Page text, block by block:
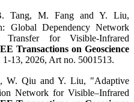
Tang, M. Fang and Y. Liu,
Global Dependency Network
Transfer for Visible-Infrared
Transactions on Geoscience
1-13, 2026, Art no. 5001513.
W. Qiu and Y. Liu, "Adaptive
Network for Visible–Infrared